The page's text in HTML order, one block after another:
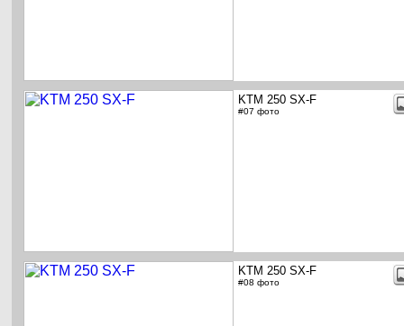
KTM 250 SX-F
#07 фото
KTM 250 SX-F
#08 фото